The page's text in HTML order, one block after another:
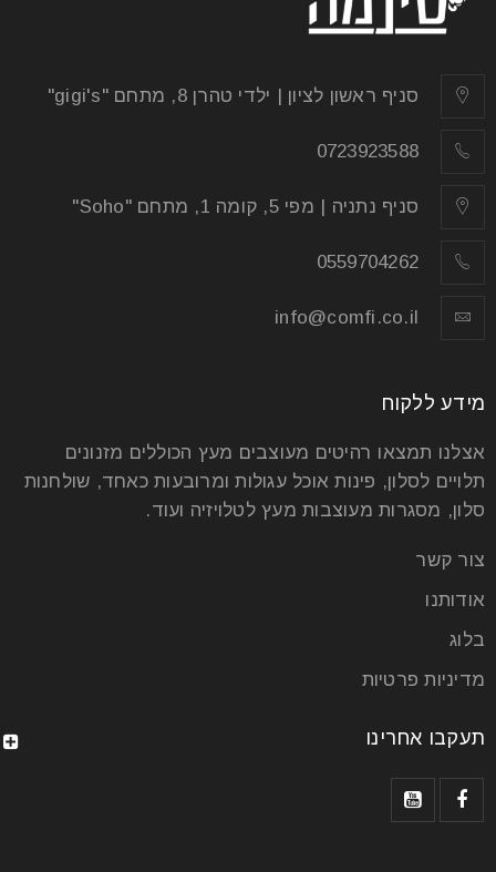
רוצים לרכוש מזנון ושולחן לסלון מבלי שתצטרכו לצאת
מהבית? על מנת שזה יקרה יהיה עליכם לבצע רכישה
שולחן סלון אליפסה – עיצוב מושלם
06 מאי
מזל טוב! החלטתם לשדרג ולשנות את הסלון, זאת החלטה
מבורכת ללא שום ספק. כעת, האתגר היחידי שעומד
סניף ראשון לציון | ילדי טהרן 8, מתחם "gigi's"
0723923588
סניף נתניה | מפי 5, קומה 1, מתחם "Soho"
0559704262
info@comfi.co.il
מידע ללקוח
אצלנו תמצאו רהיטים מעוצבים מעץ הכוללים מזנונים
תלויים לסלון, פינות אוכל עגולות ומרובעות כאחד, שולחנות
סלון, מסגרות מעוצבות מעץ לטלויזיה ועוד.
צור קשר
אודותנו
בלוג
מדיניות פרטיות
תעקבו אחרינו